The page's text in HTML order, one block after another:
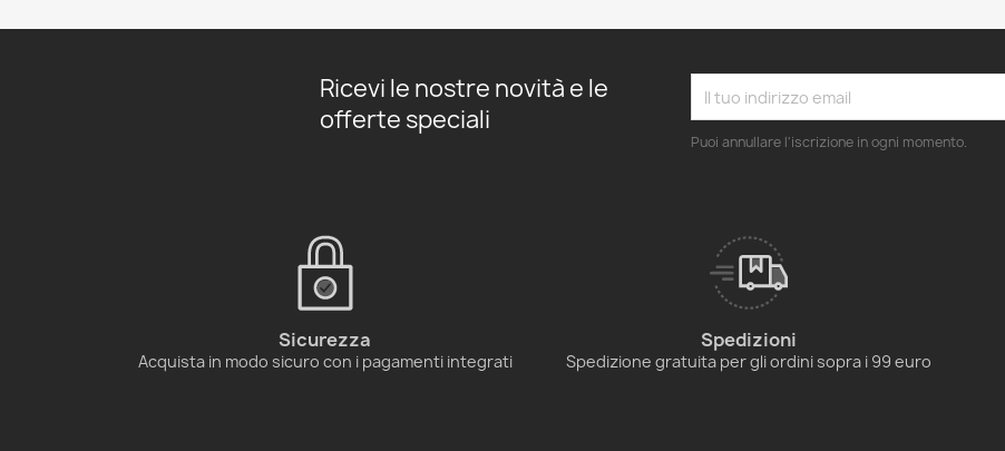
Ricevi le nostre novità e le
offerte speciali
Puoi annullare l'iscrizione in ogni momento.
Sicurezza
Acquista in modo sicuro con i pagamenti integrati
Spedizioni
Spedizione gratuita per gli ordini sopra i 99 euro